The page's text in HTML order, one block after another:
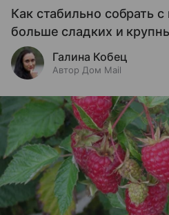
Как стабильно собрать с
больше сладких и
Галина Кобец
Автор Дом Mail